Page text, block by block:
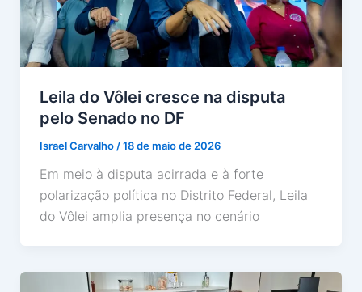
Leila do Vôlei cresce na disputa
pelo Senado no DF
Israel Carvalho /18 de maio de 2026
Em meio à disputa acirrada e à forte
polarização política no Distrito Federal, Leila
do Vôlei amplia presença no cenário